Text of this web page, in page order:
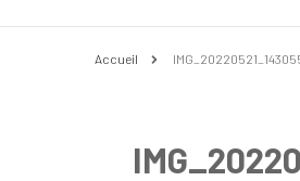
Accueil